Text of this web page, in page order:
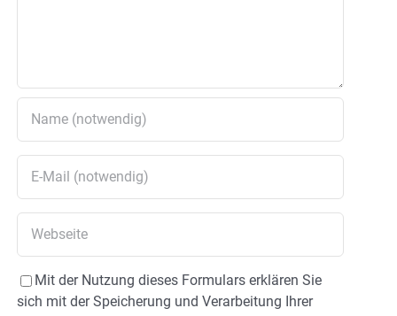
Mit der Nutzung dieses Formulars erklären Sie
sich mit der Speicherung und Verarbeitung Ihrer